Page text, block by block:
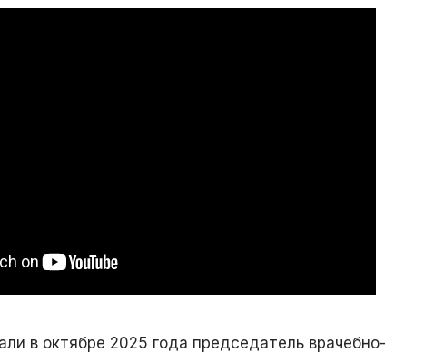
в октябре 2025 года председатель врачебно-